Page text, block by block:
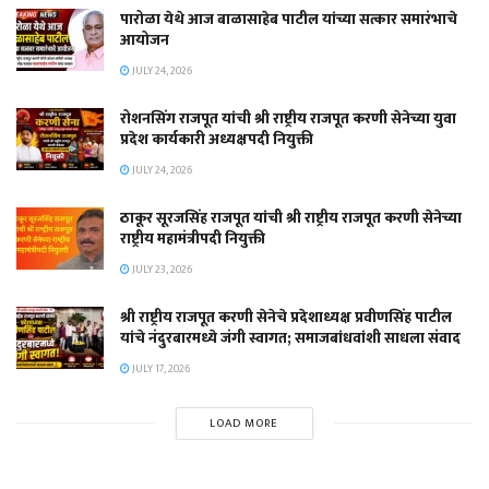
पारोळा येथे आज बाळासाहेब पाटील यांच्या सत्कार समारंभाचे
आयोजन
JULY 24, 2026
रोशनसिंग राजपूत यांची श्री राष्ट्रीय राजपूत करणी सेनेच्या युवा
प्रदेश कार्यकारी अध्यक्षपदी नियुक्ती
JULY 24, 2026
ठाकूर सूरजसिंह राजपूत यांची श्री राष्ट्रीय राजपूत करणी सेनेच्या
राष्ट्रीय महामंत्रीपदी नियुक्ती
JULY 23, 2026
श्री राष्ट्रीय राजपूत करणी सेनेचे प्रदेशाध्यक्ष प्रवीणसिंह पाटील
यांचे नंदुरबारमध्ये जंगी स्वागत; समाजबांधवांशी साधला संवाद
JULY 17, 2026
LOAD MORE